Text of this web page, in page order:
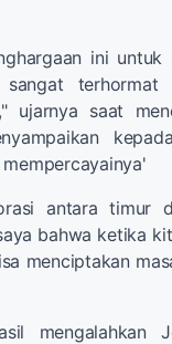
ini
sangat
ujarnya saat
antara timur
bahwa ketika
menciptakan
mengalahkan